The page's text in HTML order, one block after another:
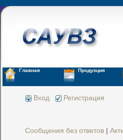
Главная Продукция
Вход Регистрация
Сообщения без ответов |